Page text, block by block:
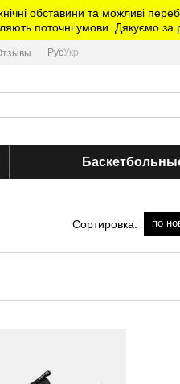
обставини та можливі
поточні умови. Дякуємо за
РусУкр
Сортировка: по